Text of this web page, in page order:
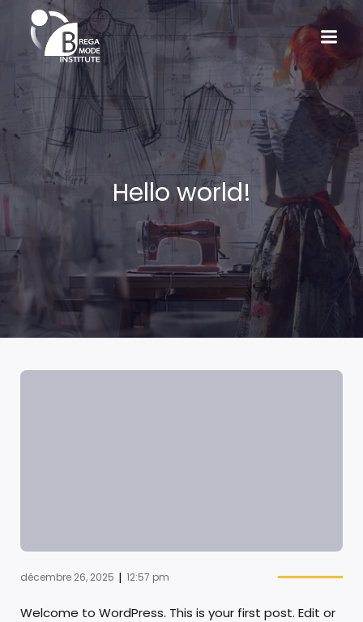
Hello world!
décembre 26, 2025 | 12:57 pm
Welcome to WordPress. This is your first post. Edit or